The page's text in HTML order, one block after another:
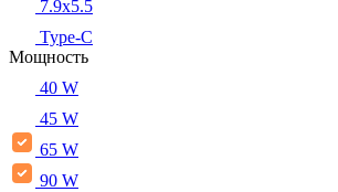
7.9x5.5
Type-C
Мощность
40 W
45 W
65 W
90 W